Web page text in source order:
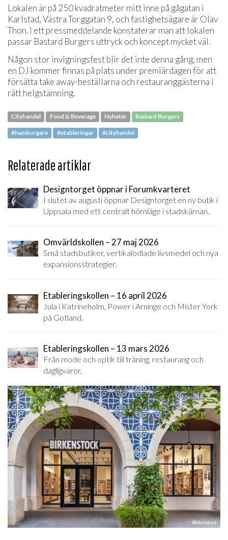
Lokalen är på 250 kvadratmeter mitt inne på gågatan i
Karlstad, Västra Torggatan 9, och fastighetsägare är Olav
Thon. I ett pressmeddelande konstaterar man att lokalen
passar Bastard Burgers uttryck och koncept mycket väl.
Någon stor invigningsfest blir det inte denna gång, men
en DJ kommer finnas på plats under premiärdagen för att
försätta take away-beställarna och restauranggästerna i
rätt helgstämning.
Cityhandel Food & Beverage Nyheter Bastard Burgers
#hamburgare #etableringar #cityhandel
Relaterade artiklar
Designtorget öppnar i Forumkvarteret
I slutet av augusti öppnar Designtorget en ny butik i
Uppsala med ett centralt hörnläge i stadskärnan.
Omvärldskollen – 27 maj 2026
Små stadsbutiker, vertikalodlade livsmedel och nya
expansionsstrategier.
Etableringskollen – 16 april 2026
Jula i Katrineholm, Power i Arninge och Mister York
på Gotland.
Etableringskollen – 13 mars 2026
Från mode och optik till träning, restaurang och
dagligvaror.